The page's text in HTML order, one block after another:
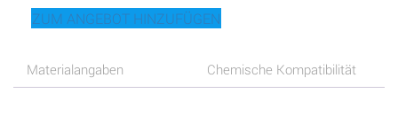
ZUM ANGEBOT HINZUFÜGEN
Materialangaben Chemische Kompatibilität